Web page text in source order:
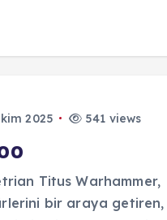
2025 541 views
Titus Warhammer,
bir araya getiren,